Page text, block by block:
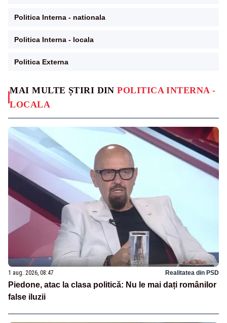
MAI MULTE ȘTIRI DINPOLITICA INTERNA -
LOCALA
1 aug. 2026, 08:47 Realitatea din PSD
Piedone, atac la clasa politică: Nu le mai dați românilor
false iluzii
Politica Interna - nationala
Politica Interna - locala
Politica Externa